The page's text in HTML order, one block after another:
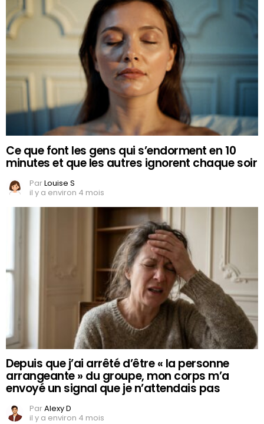
Ce que font les gens qui s’endorment en 10
minutes et que les autres ignorent chaque soir
ParLouise S
il y a environ 4 mois
Depuis que j’ai arrêté d’être « la personne
arrangeante » du groupe, mon corps m’a
envoyé un signal que je n’attendais pas
ParAlexy D
il y a environ 4 mois